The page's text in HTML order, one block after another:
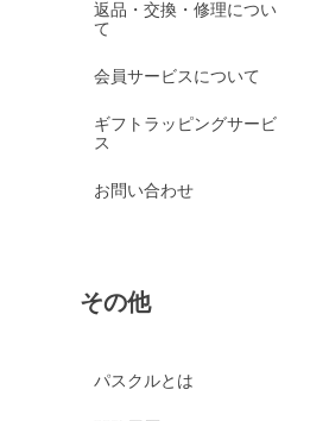
返品・交換・修理につい
て
会員サービスについて
ギフトラッピングサービ
ス
お問い合わせ
その他
パスクルとは